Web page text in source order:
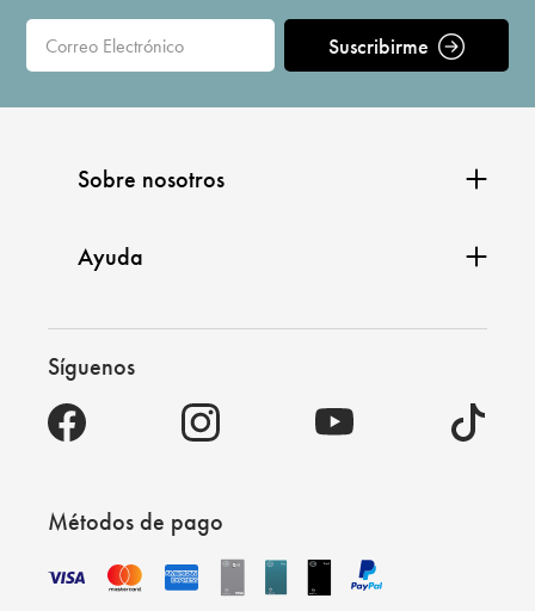
Suscribirme
Sobre nosotros
Ayuda
Síguenos
Métodos de pago